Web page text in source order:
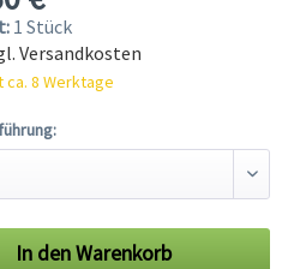
1 Stück
Versandkosten
8 Werktage
In denWarenkorb